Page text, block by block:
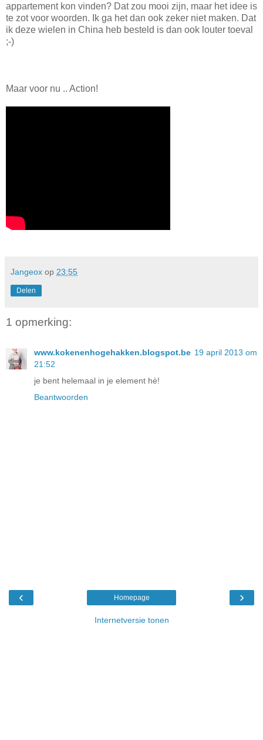
appartement kon vinden? Dat zou mooi zijn, maar het idee is
te zot voor woorden. Ik ga het dan ook zeker niet maken. Dat
ik deze wielen in China heb besteld is dan ook louter toeval
;-)
Maar voor nu .. Action!
Jangeox op 23:55
Delen
1 opmerking:
www.kokenenhogehakken.blogspot.be 19 april 2013 om
21:52
je bent helemaal in je element hè!
Beantwoorden
‹ ›
Homepage
Internetversie tonen